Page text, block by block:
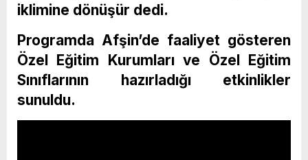
iklimine dönüşür dedi.
Programda Afşin’de faaliyet gösteren
Özel Eğitim Kurumları ve Özel Eğitim
Sınıflarının hazırladığı etkinlikler
sunuldu.